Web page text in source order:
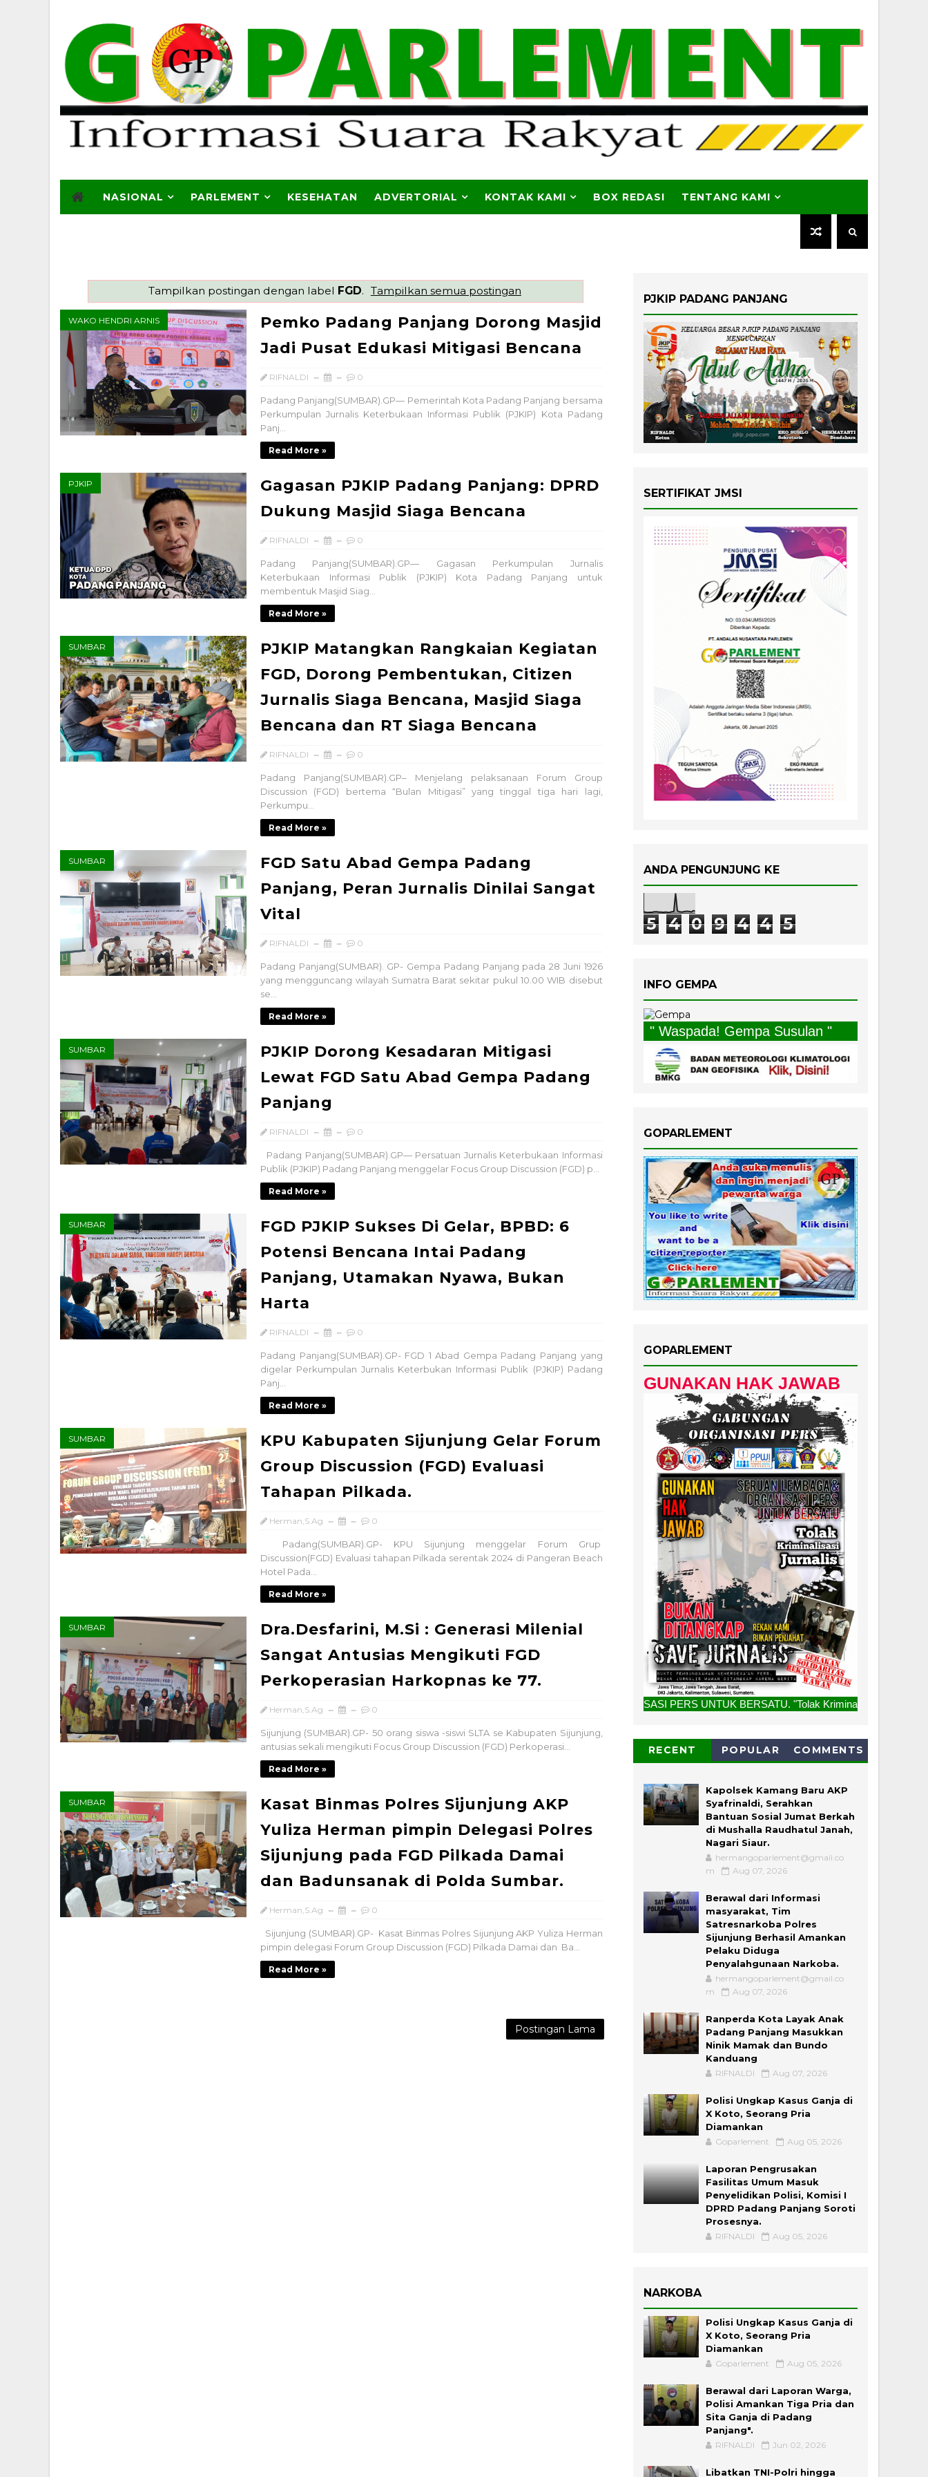
NASIONAL PARLEMENT KESEHATAN ADVERTORIAL KONTAK KAMI BOX REDASI TENTANG KAMI
Tampilkan postingan dengan label FGD. Tampilkan semua postingan
WAKO HENDRI ARNIS
Pemko Padang Panjang Dorong Masjid
Jadi Pusat Edukasi Mitigasi Bencana
RIFNALDI 0
Padang Panjang(SUMBAR).GP— Pemerintah Kota Padang Panjang bersama
Perkumpulan Jurnalis Keterbukaan Informasi Publik (PJKIP) Kota Padang
Panj...
Read More »
PJKIP
Gagasan PJKIP Padang Panjang: DPRD
Dukung Masjid Siaga Bencana
RIFNALDI 0
Padang Panjang(SUMBAR).GP— Gagasan Perkumpulan Jurnalis
Keterbukaan Informasi Publik (PJKIP) Kota Padang Panjang untuk
membentuk Masjid Siag...
Read More »
SUMBAR
PJKIP Matangkan Rangkaian Kegiatan
FGD, Dorong Pembentukan, Citizen
Jurnalis Siaga Bencana, Masjid Siaga
Bencana dan RT Siaga Bencana
RIFNALDI 0
Padang Panjang(SUMBAR).GP– Menjelang pelaksanaan Forum Group
Discussion (FGD) bertema “Bulan Mitigasi” yang tinggal tiga hari lagi,
Perkumpu...
Read More »
SUMBAR
FGD Satu Abad Gempa Padang
Panjang, Peran Jurnalis Dinilai Sangat
Vital
RIFNALDI 0
Padang Panjang(SUMBAR). GP- Gempa Padang Panjang pada 28 Juni 1926
yang mengguncang wilayah Sumatra Barat sekitar pukul 10.00 WIB disebut
se...
Read More »
SUMBAR
PJKIP Dorong Kesadaran Mitigasi
Lewat FGD Satu Abad Gempa Padang
Panjang
RIFNALDI 0
Padang Panjang(SUMBAR).GP— Persatuan Jurnalis Keterbukaan Informasi
Publik (PJKIP) Padang Panjang menggelar Focus Group Discussion (FGD) p...
Read More »
SUMBAR
FGD PJKIP Sukses Di Gelar, BPBD: 6
Potensi Bencana Intai Padang
Panjang, Utamakan Nyawa, Bukan
Harta
RIFNALDI 0
Padang Panjang(SUMBAR).GP- FGD 1 Abad Gempa Padang Panjang yang
digelar Perkumpulan Jurnalis Keterbukan Informasi Publik (PJKIP) Padang
Panj...
Read More »
SUMBAR
KPU Kabupaten Sijunjung Gelar Forum
Group Discussion (FGD) Evaluasi
Tahapan Pilkada.
Herman,S.Ag 0
Padang(SUMBAR).GP- KPU Sijunjung menggelar Forum Grup
Discussion(FGD) Evaluasi tahapan Pilkada serentak 2024 di Pangeran Beach
Hotel Pada...
Read More »
SUMBAR
Dra.Desfarini, M.Si : Generasi Milenial
Sangat Antusias Mengikuti FGD
Perkoperasian Harkopnas ke 77.
Herman,S.Ag 0
Sijunjung (SUMBAR).GP- 50 orang siswa -siswi SLTA se Kabupaten Sijunjung,
antusias sekali mengikuti Focus Group Discussion (FGD) Perkoperasi...
Read More »
SUMBAR
Kasat Binmas Polres Sijunjung AKP
Yuliza Herman pimpin Delegasi Polres
Sijunjung pada FGD Pilkada Damai
dan Badunsanak di Polda Sumbar.
Herman,S.Ag 0
Sijunjung (SUMBAR).GP- Kasat Binmas Polres Sijunjung AKP Yuliza Herman
pimpin delegasi Forum Group Discussion (FGD) Pilkada Damai dan Ba...
Read More »
Postingan Lama
PJKIP PADANG PANJANG
SERTIFIKAT JMSI
ANDA PENGUNJUNG KE
5 4 0 9 4 4 5
INFO GEMPA
" Waspada! Gempa Susulan "
GOPARLEMENT
GOPARLEMENT
GUNAKAN HAK JAWAB
SERUAN LEMBAGA & ORGANISASI PERS UNTUK BERSATU. "Tolak Kriminalisasi Jurnalis, Rekan Kami
RECENT POPULAR COMMENTS
Kapolsek Kamang Baru AKP
Syafrinaldi, Serahkan
Bantuan Sosial Jumat Berkah
di Mushalla Raudhatul Janah,
Nagari Siaur.
hermangoparlement@gmail.co
m
Aug 07, 2026
Berawal dari Informasi
masyarakat, Tim
Satresnarkoba Polres
Sijunjung Berhasil Amankan
Pelaku Diduga
Penyalahgunaan Narkoba.
hermangoparlement@gmail.co
m
Aug 07, 2026
Ranperda Kota Layak Anak
Padang Panjang Masukkan
Ninik Mamak dan Bundo
Kanduang
RIFNALDI Aug 07, 2026
Polisi Ungkap Kasus Ganja di
X Koto, Seorang Pria
Diamankan
Goparlement Aug 05, 2026
Laporan Pengrusakan
Fasilitas Umum Masuk
Penyelidikan Polisi, Komisi I
DPRD Padang Panjang Soroti
Prosesnya.
RIFNALDI Aug 05, 2026
NARKOBA
Polisi Ungkap Kasus Ganja di
X Koto, Seorang Pria
Diamankan
Goparlement Aug 05, 2026
Berawal dari Laporan Warga,
Polisi Amankan Tiga Pria dan
Sita Ganja di Padang
Panjang".
RIFNALDI Jun 02, 2026
Libatkan TNI-Polri hingga